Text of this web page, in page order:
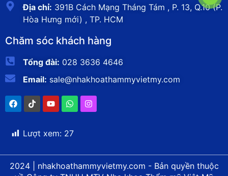
Địa chỉ: 391B Cách Mạng Tháng Tám , P. 13, Q.10 (P.
Hòa Hưng mới) , TP. HCM
Chăm sóc khách hàng
Tổng đài: 028 3636 4646
Email: sale@nhakhoathammyvietmy.com
Lượt xem: 27
2024 | nhakhoathammyvietmy.com - Bản quyền thuộc